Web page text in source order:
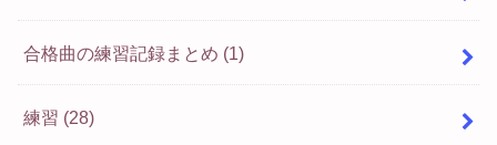
合格曲の練習記録まとめ (1)
練習 (28)